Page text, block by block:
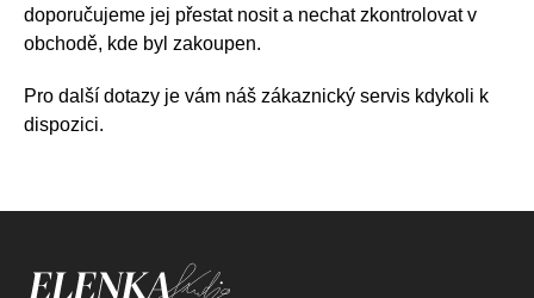
doporučujeme jej přestat nosit a nechat zkontrolovat v
obchodě, kde byl zakoupen.
Pro další dotazy je vám náš zákaznický servis kdykoli k
dispozici.